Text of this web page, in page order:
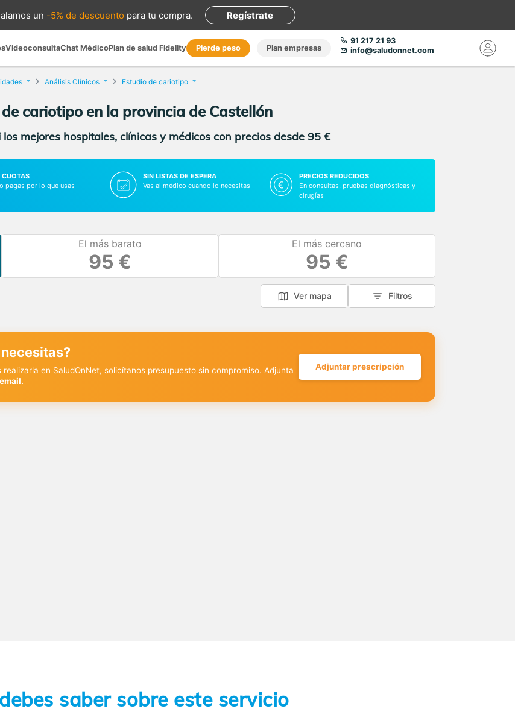
un -5% de descuento para tu compra. Regístrate
VideoconsultaChat MédicoPlan de salud Fidelity Pierde peso Plan empresas
91 217 21 93
info@saludonnet.com
Análisis Clínicos Estudio de cariotipo
cariotipo en la provincia de Castellón
mejores hospitales, clínicas y médicos con precios desde 95 €
CUOTAS
pagas por lo que usas
SIN LISTAS DE ESPERA
Vas al médico cuando lo necesitas
PRECIOS REDUCIDOS
En consultas, pruebas diagnósticas y
cirugías
El más barato
95 €
El más cercano
95 €
Ver mapa Filtros
en SaludOnNet, solicítanos presupuesto sin compromiso. Adjunta
Adjuntar prescripción
saber sobre este servicio